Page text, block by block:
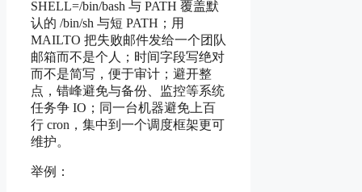
SHELL=/bin/bash 与 PATH 覆盖默
认的 /bin/sh 与短 PATH；用
MAILTO 把失败邮件发给一个团队
邮箱而不是个人；时间字段写绝对
而不是简写，便于审计；避开整
点，错峰避免与备份、监控等系统
任务争 IO；同一台机器避免上百
行 cron，集中到一个调度框架更可
维护。
举例：